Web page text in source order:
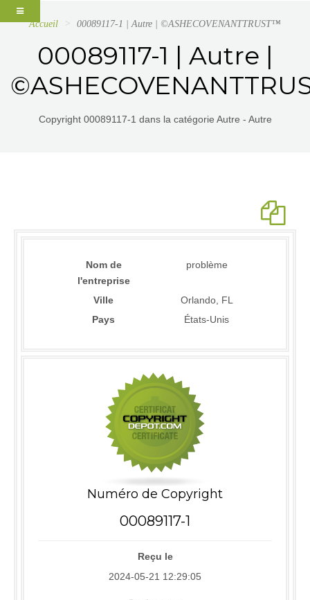
Accueil 00089117-1 | Autre | ©ASHECOVENANTTRUST™
00089117-1 | Autre |
Copyright 00089117-1 dans la catégorie Autre - Autre
Nom de
l'entreprise
problème
Ville
Orlando, FL
Pays
États-Unis
Numéro de Copyright
00089117-1
Reçu le
2024-05-21 12:29:05